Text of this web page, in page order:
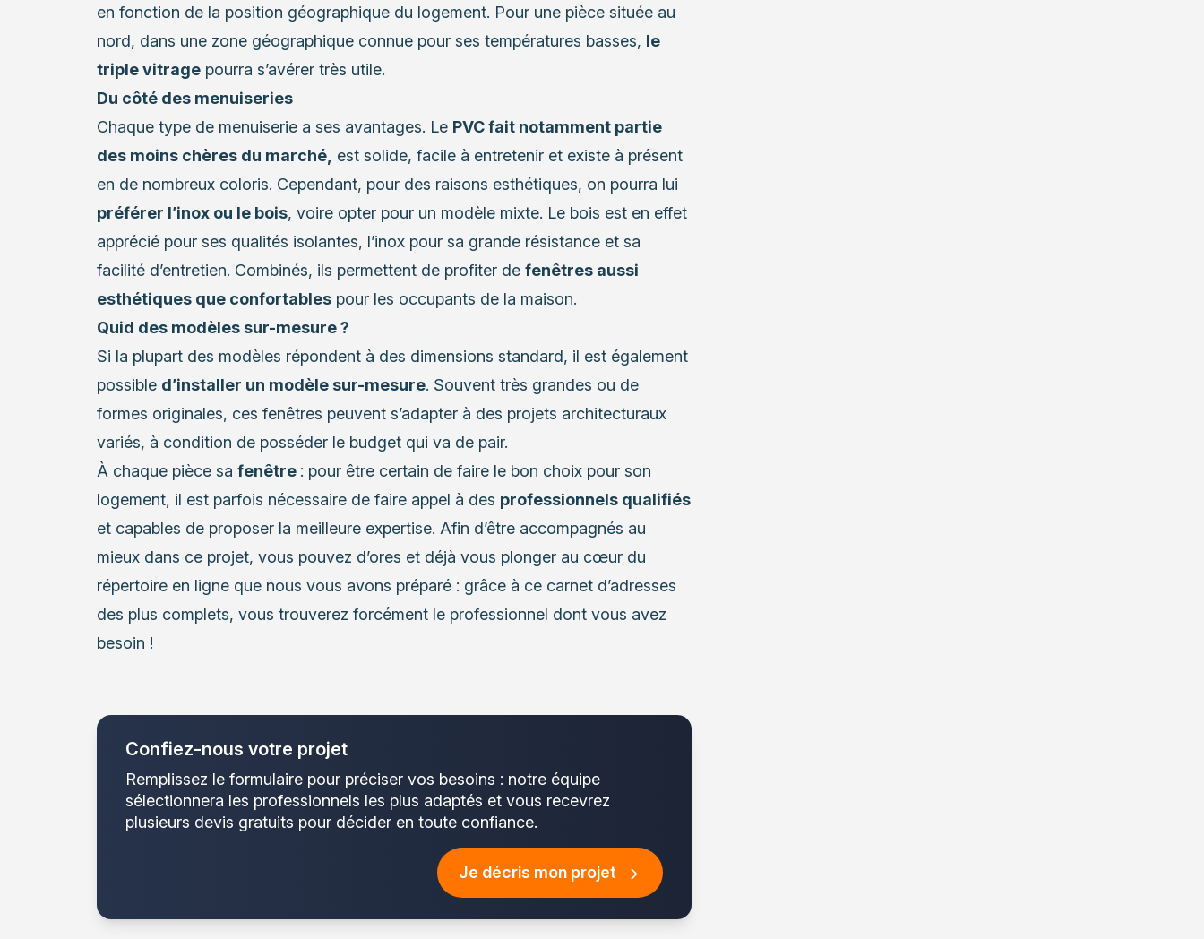
en fonction de la position géographique du logement. Pour une pièce située au
nord, dans une zone géographique connue pour ses températures basses, le
triple vitrage pourra s’avérer très utile.
Du côté des menuiseries
Chaque type de menuiserie a ses avantages. Le PVC fait notamment partie
des moins chères du marché, est solide, facile à entretenir et existe à présent
en de nombreux coloris. Cependant, pour des raisons esthétiques, on pourra lui
préférer l’inox ou le bois, voire opter pour un modèle mixte. Le bois est en effet
apprécié pour ses qualités isolantes, l’inox pour sa grande résistance et sa
facilité d’entretien. Combinés, ils permettent de profiter de fenêtres aussi
esthétiques que confortables pour les occupants de la maison.
Quid des modèles sur-mesure ?
Si la plupart des modèles répondent à des dimensions standard, il est également
possible d’installer un modèle sur-mesure. Souvent très grandes ou de
formes originales, ces fenêtres peuvent s’adapter à des projets architecturaux
variés, à condition de posséder le budget qui va de pair.
À chaque pièce sa fenêtre : pour être certain de faire le bon choix pour son
logement, il est parfois nécessaire de faire appel à des professionnels qualifiés
et capables de proposer la meilleure expertise. Afin d’être accompagnés au
mieux dans ce projet, vous pouvez d’ores et déjà vous plonger au cœur du
répertoire en ligne que nous vous avons préparé : grâce à ce carnet d’adresses
des plus complets, vous trouverez forcément le professionnel dont vous avez
besoin !
Confiez-nous votre projet
Remplissez le formulaire pour préciser vos besoins : notre équipe
sélectionnera les professionnels les plus adaptés et vous recevrez
plusieurs devis gratuits pour décider en toute confiance.
Je décris mon projet